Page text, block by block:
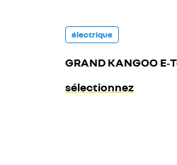
électrique
GRAND KANGOO
sélectionnez